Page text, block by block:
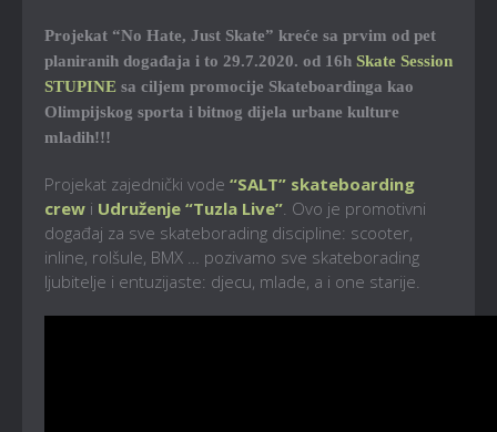
Projekat “No Hate, Just Skate” kreće sa prvim od pet
planiranih događaja i to 29.7.2020. od 16h Skate Session
STUPINE sa ciljem promocije Skateboardinga kao
Olimpijskog sporta i bitnog dijela urbane kulture
mladih!!!
Projekat zajednički vode “SALT” skateboarding
crew i Udruženje “Tuzla Live” . Ovo je promotivni
događaj za sve skateborading discipline: scooter,
inline, rolšule, BMX … pozivamo sve skateborading
ljubitelje i entuzijaste: djecu, mlade, a i one starije.